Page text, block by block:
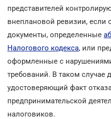
представителей
внеплановой ревизии, если
документы, определенные
Налогового кодекса, или
оформленные с
требований. В таком случае
удостоверяющий факт
предпринимательской
налоговиков.